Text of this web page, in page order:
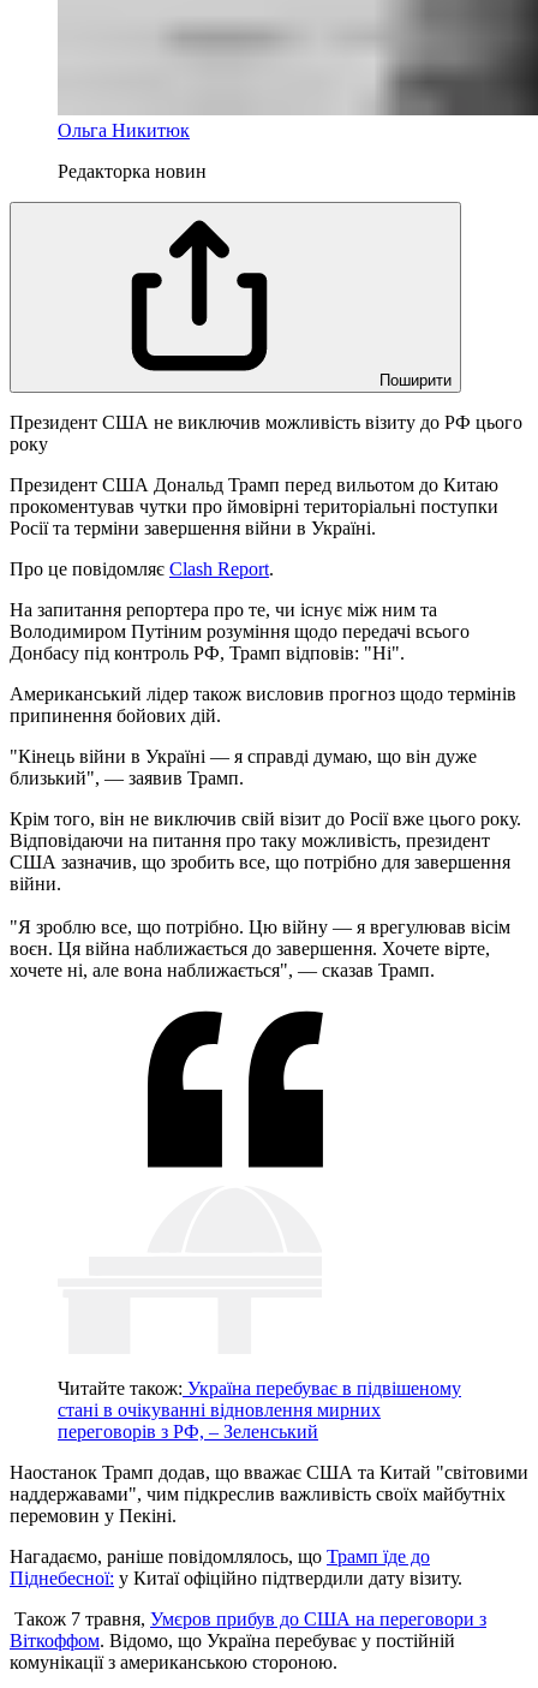
Ольга Никитюк
Редакторка новин
Поширити
Президент США не виключив можливість візиту до РФ цього
року
Президент США Дональд Трамп перед вильотом до Китаю
прокоментував чутки про ймовірні територіальні поступки
Росії та терміни завершення війни в Україні.
Про це повідомляє Clash Report.
На запитання репортера про те, чи існує між ним та
Володимиром Путіним розуміння щодо передачі всього
Донбасу під контроль РФ, Трамп відповів: "Ні".
Американський лідер також висловив прогноз щодо термінів
припинення бойових дій.
"Кінець війни в Україні — я справді думаю, що він дуже
близький", — заявив Трамп.
Крім того, він не виключив свій візит до Росії вже цього року.
Відповідаючи на питання про таку можливість, президент
США зазначив, що зробить все, що потрібно для завершення
війни.
"Я зроблю все, що потрібно. Цю війну — я врегулював вісім
воєн. Ця війна наближається до завершення. Хочете вірте,
хочете ні, але вона наближається", — сказав Трамп.
Читайте також: Україна перебуває в підвішеному
стані в очікуванні відновлення мирних
переговорів з РФ, – Зеленський
Наостанок Трамп додав, що вважає США та Китай "світовими
наддержавами", чим підкреслив важливість своїх майбутніх
перемовин у Пекіні.
Нагадаємо, раніше повідомлялось, що Трамп їде до
Піднебесної: у Китаї офіційно підтвердили дату візиту.
Також 7 травня, Умєров прибув до США на переговори з
Віткоффом. Відомо, що Україна перебуває у постійній
комунікації з американською стороною.